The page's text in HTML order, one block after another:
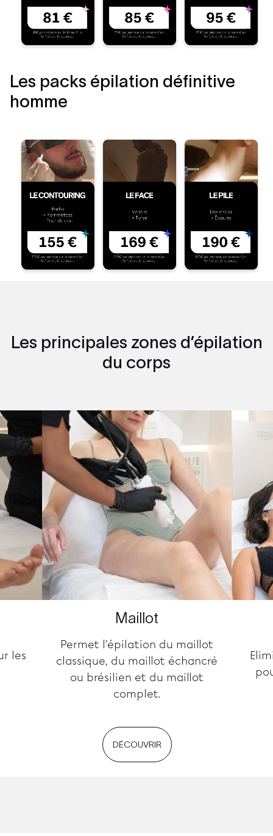
Les packs épilation définitive
homme
Les principales zones d’épilation
du corps
les
Maillot
Permet l’épilation du maillot
classique, du maillot échancré
ou brésilien et du maillot
complet.
DÉCOUVRIR